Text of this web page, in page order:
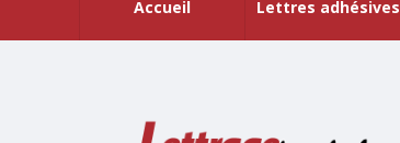
Accueil Lettres adhésives